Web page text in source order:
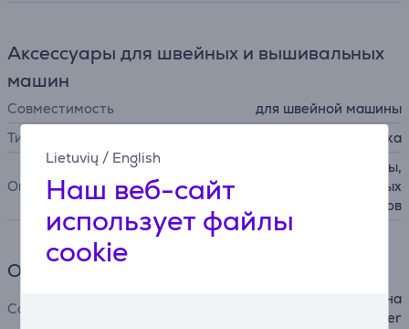
Lietuvių / English
Наш веб-сайт
использует файлы
cookie
Аксессуары для швейных и вышивальных
машин
Совместимость
для швейной машины
Тип аксессуара
прижимная лапка
Описание
для настрачивания тесьмы,
лент и других декоративных
элементов
Общий параметр
Совместимость
со всеми швейными машина
ми Brother